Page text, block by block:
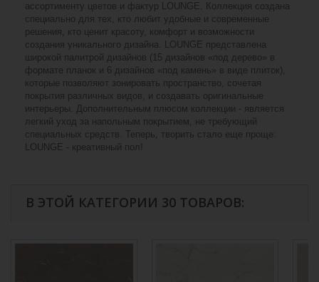
ассортименту цветов и фактур LOUNGE. Коллекция создана
специально для тех, кто любит удобные и современные
решения, кто ценит красоту, комфорт и возможности
создания уникального дизайна. LOUNGE представлена
широкой палитрой дизайнов (15 дизайнов «под дерево» в
формате планок и 6 дизайнов «под камень» в виде плиток),
которые позволяют зонировать пространство, сочетая
покрытия различных видов, и создавать оригинальные
интерьеры. Дополнительным плюсом коллекции - является
легкий уход за напольным покрытием, не требующий
специальных средств. Теперь, творить стало еще проще:
LOUNGE - креативный пол!
В ЭТОЙ КАТЕГОРИИ 30 ТОВАРОВ: